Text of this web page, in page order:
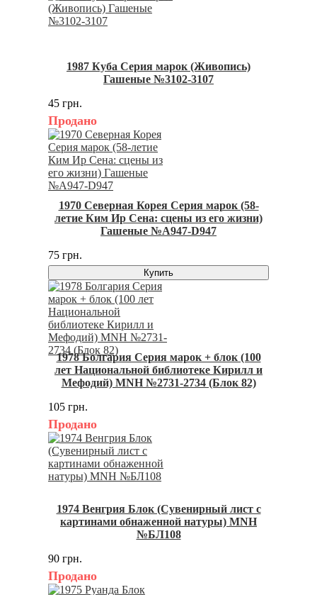
1987 Куба Серия марок (Живопись)
Гашеные №3102-3107
45 грн.
Продано
1970 Северная Корея Серия марок (58-
летие Ким Ир Сена: сцены из его жизни)
Гашеные №A947-D947
75 грн.
Купить
1978 Болгария Серия марок + блок (100
лет Национальной библиотеке Кирилл и
Мефодий) MNH №2731-2734 (Блок 82)
105 грн.
Продано
1974 Венгрия Блок (Сувенирный лист с
картинами обнаженной натуры) MNH
№БЛ108
90 грн.
Продано